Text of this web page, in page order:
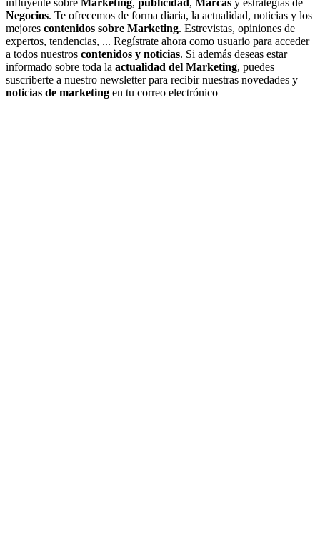
influyente sobre Marketing, publicidad , Marcas y estrategias de
Negocios. Te ofrecemos de forma diaria, la actualidad, noticias y los
mejores contenidos sobre Marketing. Estrevistas, opiniones de
expertos, tendencias, ... Regístrate ahora como usuario para acceder
a todos nuestros contenidos y noticias. Si además deseas estar
informado sobre toda la actualidad del Marketing, puedes
suscriberte a nuestro newsletter para recibir nuestras novedades y
noticias de marketing en tu correo electrónico